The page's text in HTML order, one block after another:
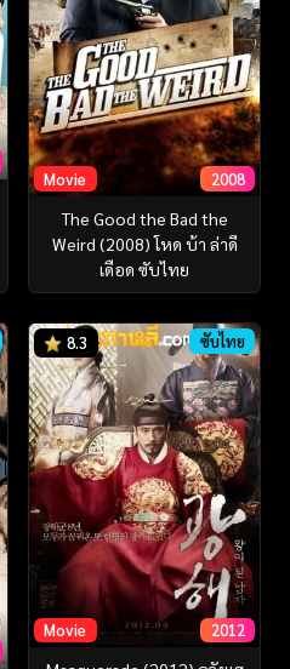
Movie 2008
The Good the Bad the
Weird (2008) โหด บ้า ล่าดี
เดือด ซับไทย
8.3 ซับไทย
Movie 2012